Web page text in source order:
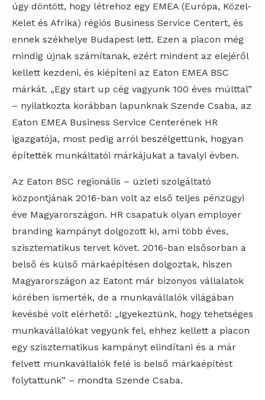
úgy döntött, hogy létrehoz egy EMEA (Európa, Közel-
Kelet és Afrika) régiós Business Service Centert, és
ennek székhelye Budapest lett. Ezen a piacon még
mindig újnak számítanak, ezért mindent az elejéről
kellett kezdeni, és kiépíteni az Eaton EMEA BSC
márkát. „Egy start up cég vagyunk 100 éves múlttal”
– nyilatkozta korábban lapunknak Szende Csaba, az
Eaton EMEA Business Service Centerének HR
igazgatója, most pedig arról beszélgettünk, hogyan
építették munkáltatói márkájukat a tavalyi évben.
Az Eaton BSC regionális – üzleti szolgáltató
központjának 2016-ban volt az első teljes pénzügyi
éve Magyarországon. HR csapatuk olyan employer
branding kampányt dolgozott ki, ami több éves,
szisztematikus tervet követ. 2016-ban elsősorban a
belső és külső márkaépítésen dolgoztak, hiszen
Magyarországon az Eatont már bizonyos vállalatok
körében ismerték, de a munkavállalók világában
kevésbé volt elérhető: „Igyekeztünk, hogy tehetséges
munkavállalókat vegyünk fel, ehhez kellett a piacon
egy szisztematikus kampányt elindítani és a már
felvett munkavállalók felé is belső márkaépítést
folytattunk” – mondta Szende Csaba.